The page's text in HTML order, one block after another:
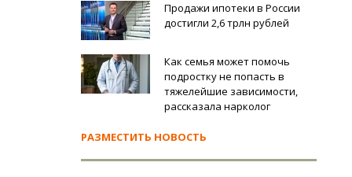
Продажи ипотеки в России
достигли 2,6 трлн рублей
Как семья может помочь
подростку не попасть в
тяжелейшие зависимости,
рассказала нарколог
РАЗМЕСТИТЬ НОВОСТЬ